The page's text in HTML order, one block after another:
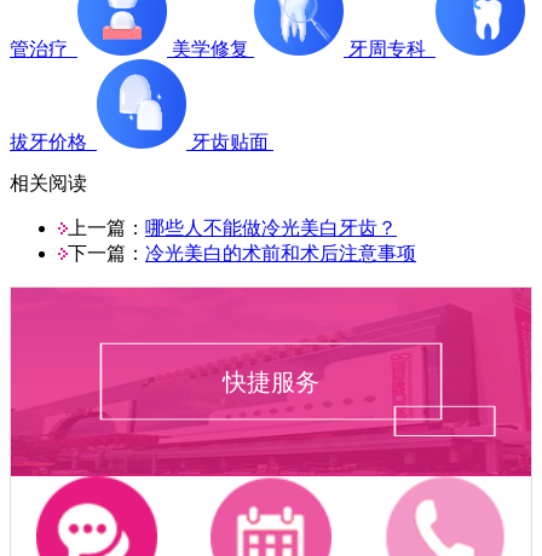
管治疗 美学修复 牙周专科
拔牙价格
牙齿贴面
相关阅读
上一篇： 哪些人不能做冷光美白牙齿？
下一篇： 冷光美白的术前和术后注意事项
快捷服务